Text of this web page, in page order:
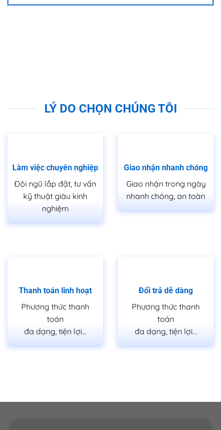
LÝ DO CHỌN CHÚNG TÔI
Làm việc chuyên nghiệp
Đội ngũ lắp đặt, tư vấn
kỹ thuật giàu kinh
nghiệm
Giao nhận nhanh chóng
Giao nhận trong ngày
nhanh chóng, an toàn
Thanh toán linh hoạt
Phương thức thanh
toán
đa dạng, tiện lợi…
Đổi trả dễ dàng
Phương thức thanh
toán
đa dạng, tiện lợi…